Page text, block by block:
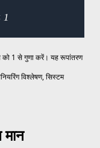
1
को 1 से गुणा करें। यह रूपांतरण
विश्लेषण, सिस्टम
मान